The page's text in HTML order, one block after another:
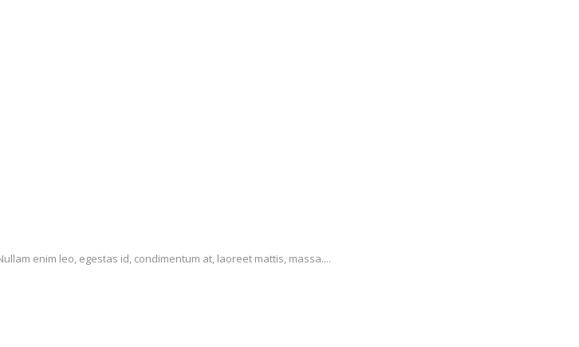
enim leo, egestas id, condimentum at, laoreet mattis, massa....